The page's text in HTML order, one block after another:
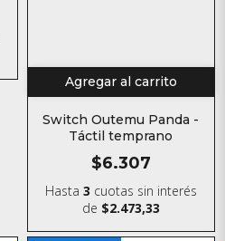
Agregar al carrito
Switch Outemu Panda -
Táctil temprano
$6.307
Hasta 3 cuotas sin interés
de $2.473,33